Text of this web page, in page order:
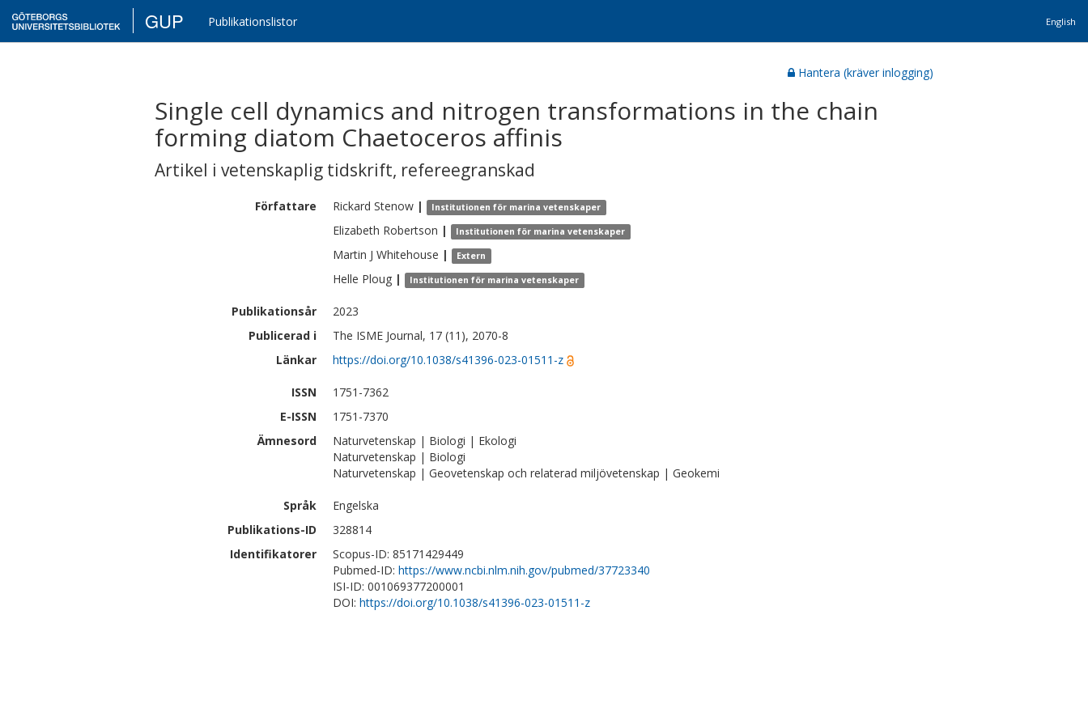
GUP Publikationslistor English
Hantera (kräver inlogging)
Single cell dynamics and nitrogen transformations in the chain
forming diatom Chaetoceros affinis
Artikel i vetenskaplig tidskrift, refereegranskad
Författare Rickard Stenow | Institutionen för marina vetenskaper
Elizabeth Robertson | Institutionen för marina vetenskaper
Martin J Whitehouse | Extern
Helle Ploug | Institutionen för marina vetenskaper
Publikationsår
2023
Publicerad i
The ISME Journal, 17 (11), 2070-8
Länkar
https://doi.org/10.1038/s41396-023-01511-z
ISSN
1751-7362
E-ISSN
1751-7370
Ämnesord
Naturvetenskap | Biologi | Ekologi
Naturvetenskap | Biologi
Naturvetenskap | Geovetenskap och relaterad miljövetenskap | Geokemi
Språk
Engelska
Publikations-ID
328814
Identifikatorer
Scopus-ID: 85171429449
Pubmed-ID: https://www.ncbi.nlm.nih.gov/pubmed/37723340
ISI-ID: 001069377200001
DOI: https://doi.org/10.1038/s41396-023-01511-z